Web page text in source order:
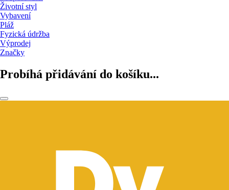
Životní styl
Vybavení
Pláž
Fyzická údržba
Výprodej
Značky
Probíhá přidávání do košíku...